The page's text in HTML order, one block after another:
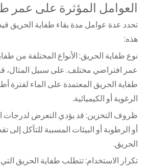
العوامل المؤثرة على عمر
تحدد عدة عوامل مدة بقاء طفاية الحريق
هذه:
نوع طفاية الحريق: الأنواع المختلفة من
عمر افتراضي مختلف. على سبيل المثال،
طفاية الحريق المعتمدة على الماء لفترة
الرغوية أو الكيميائية.
ظروف التخزين: قد يؤدي التعرض لدرجات
أو الرطوبة أو البيئات المسببة للتآكل إلى
الحريق.
تكرار الاستخدام: تتطلب طفاية الحريق التي